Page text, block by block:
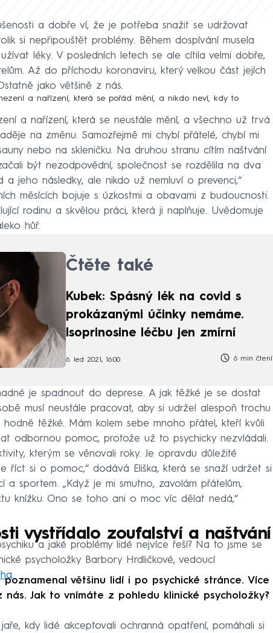
a dobře ví, že je potřeba snažit se udržovat
si nepřipouštět problémy. Během dospívání musela
léky. V posledních letech se ale cítila velmi dobře,
Až do příchodu koronaviru, který velkou část jejích
jako většině z nás.
a nařízení, která se pořád mění, a nikdo neví, kdy to
a nařízení, která se neustále mění, a všechno už trvá
na změnu. Samozřejmě mi chybí přátelé, chybí mi
nebo na skleničku. Na druhou stranu cítím naštvání
být nezodpovědní, společnost se rozdělila na dva
a jeho následky, ale nikdo už nemluví o prevenci,“
měsících bojuje s úzkostmi a obavami z budoucnosti.
rodinu a skvělou práci, která ji naplňuje. Uvědomuje
hůř.
Čtěte také
Kubek: Spásný lék na covid s
prokázanými účinky nemáme.
Isoprinosine léčbu jen zmírní
6. led 2021, 16:00 6 min čtení
je spadnout do deprese. A jak těžké je se dostat
musí neustále pracovat, aby si udržel alespoň trochu
těžké. Mám kolem sebe mnoho přátel, kteří kvůli
odbornou pomoc, protože už to psychicky nezvládali.
kterým se věnovali roky. Je opravdu důležité
říct si o pomoc,“ dodává Eliška, která se snaží udržet si
a sportem. „Když je mi smutno, zavolám přátelům,
knížku. Ono se toho ani o moc víc dělat nedá,“
vystřídalo zoufalství a naštvání
a jaké problémy lidé nejvíce řeší? Na to jsme se
psycholožky Barbory Hrdličkové, vedoucí
.
většinu lidí i po psychické stránce. Více
Jak to vnímáte z pohledu klinické psycholožky?
kdy lidé akceptovali ochranná opatření, pomáhali si